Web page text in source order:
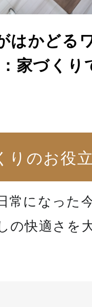
はかどる
家づく
りのお役
常になった
の快適さを